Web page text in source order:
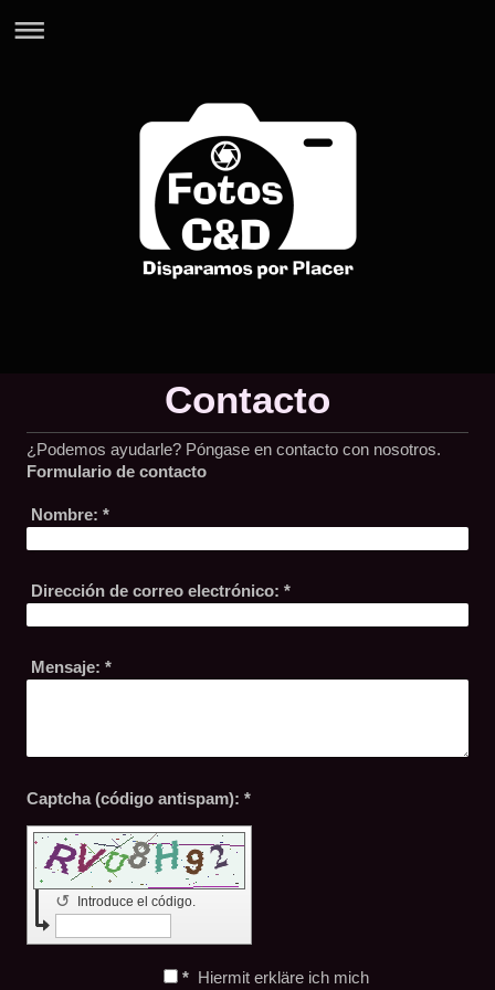
Contacto
¿Podemos ayudarle? Póngase en contacto con nosotros.
Formulario de contacto
Nombre: *
Dirección de correo electrónico: *
Mensaje: *
Captcha (código antispam): *
Introduce el código.
↺
* Hiermit erkläre ich mich